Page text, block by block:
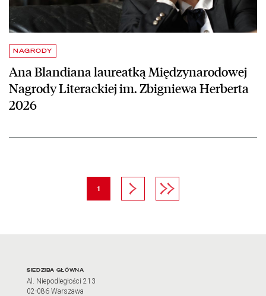
NAGRODY
Ana Blandiana laureatką Międzynarodowej
Nagrody Literackiej im. Zbigniewa Herberta
2026
strona
1 Następna stronaOstatnia strona
Adres oraz godziny
SIEDZIBA GŁÓWNA
Al. Niepodległości 213
02-086 Warszawa